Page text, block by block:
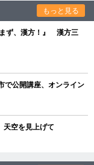
もっと見る
ず、漢方！』 漢方三
公開講座、オンライン
天空を見上げて